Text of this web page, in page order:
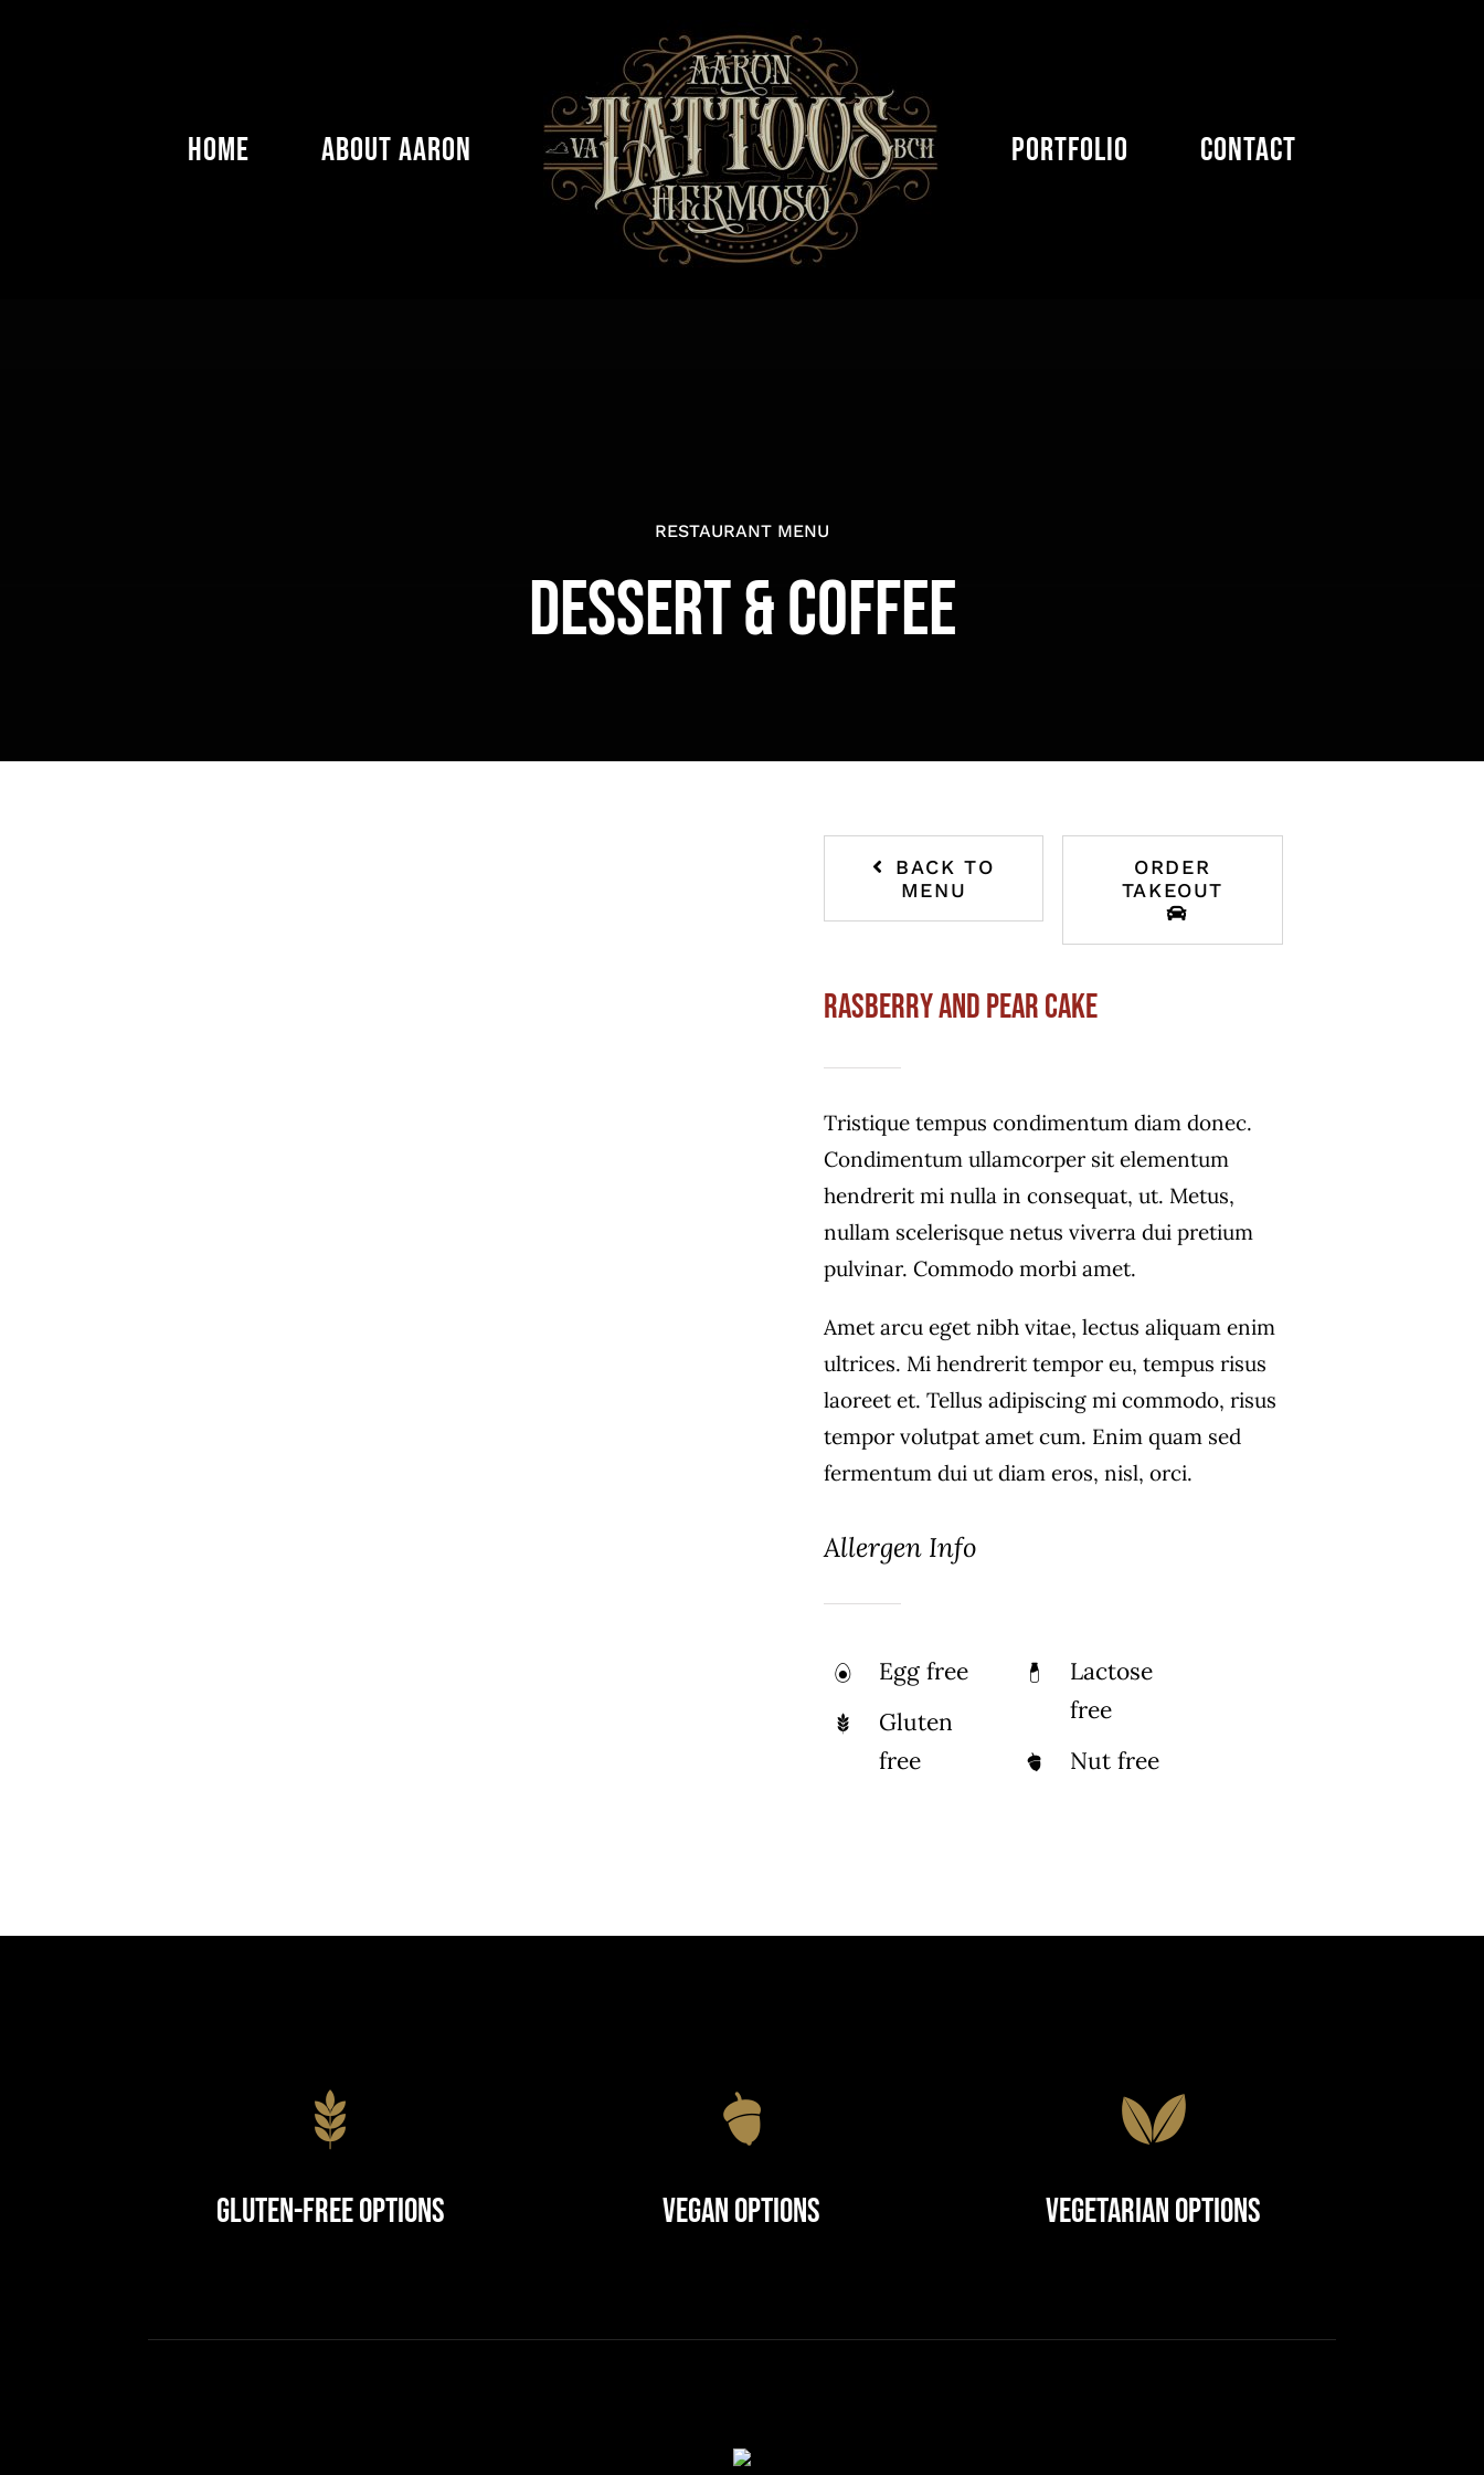
Home About Aaron Portfolio Contact
RESTAURANT MENU
DESSERT & COFFEE
BACK TO
MENU
ORDER
TAKEOUT
Rasberry And Pear Cake
Tristique tempus condimentum diam donec.
Condimentum ullamcorper sit elementum
hendrerit mi nulla in consequat, ut. Metus,
nullam scelerisque netus viverra dui pretium
pulvinar. Commodo morbi amet.
Amet arcu eget nibh vitae, lectus aliquam enim
ultrices. Mi hendrerit tempor eu, tempus risus
laoreet et. Tellus adipiscing mi commodo, risus
tempor volutpat amet cum. Enim quam sed
fermentum dui ut diam eros, nisl, orci.
Allergen Info
Egg free
Gluten
free
Lactose
free
Nut free
Gluten-Free Options Vegan Options Vegetarian Options